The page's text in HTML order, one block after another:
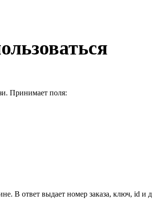
Принимает поля:
В ответ выдает номер заказа, ключ, id